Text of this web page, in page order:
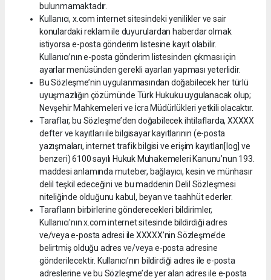
bulunmamaktadır.
Kullanıcı, x.com internet sitesindeki yenilikler ve sair
konulardaki reklam ile duyurulardan haberdar olmak
istiyorsa e-posta gönderim listesine kayıt olabilir.
Kullanıcı’nın e-posta gönderim listesinden çıkması için
ayarlar menüsünden gerekli ayarları yapması yeterlidir.
Bu Sözleşme’nin uygulanmasından doğabilecek her türlü
uyuşmazlığın çözümünde Türk Hukuku uygulanacak olup;
Nevşehir Mahkemeleri ve İcra Müdürlükleri yetkili olacaktır.
Taraflar, bu Sözleşme’den doğabilecek ihtilaflarda, XXXXX
defter ve kayıtları ile bilgisayar kayıtlarının (e-posta
yazışmaları, internet trafik bilgisi ve erişim kayıtları[log] ve
benzeri) 6100 sayılı Hukuk Muhakemeleri Kanunu’nun 193.
maddesi anlamında muteber, bağlayıcı, kesin ve münhasır
delil teşkil edeceğini ve bu maddenin Delil Sözleşmesi
niteliğinde olduğunu kabul, beyan ve taahhüt ederler.
Tarafların birbirlerine gönderecekleri bildirimler,
Kullanıcı'nın x.com internet sitesinde bildirdiği adres
ve/veya e-posta adresi ile XXXXX’nin Sözleşme’de
belirtmiş olduğu adres ve/veya e-posta adresine
gönderilecektir. Kullanıcı’nın bildirdiği adres ile e-posta
adreslerine ve bu Sözleşme’de yer alan adres ile e-posta